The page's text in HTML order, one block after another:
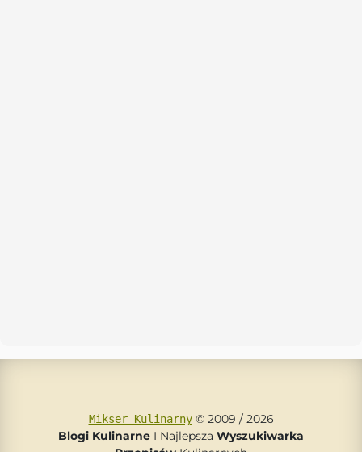
Mikser Kulinarny© 2009 / 2026
Blogi Kulinarne I Najlepsza Wyszukiwarka